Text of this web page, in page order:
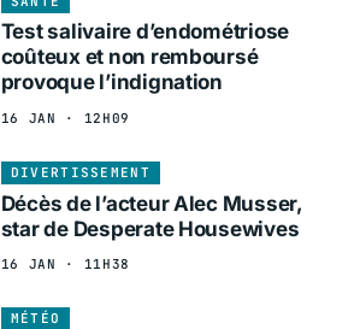
Test salivaire d’endométriose
coûteux et non remboursé
provoque l’indignation
16 JAN · 12H09
DIVERTISSEMENT
Décès de l’acteur Alec Musser,
star de Desperate Housewives
16 JAN · 11H38
MÉTÉO